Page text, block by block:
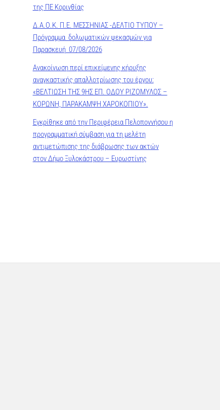
της ΠΕ Κορινθίας
Δ.Α.Ο.Κ. Π.Ε. ΜΕΣΣΗΝΙΑΣ -ΔΕΛΤΙΟ ΤΥΠΟΥ –
Πρόγραμμα δολωματικών ψεκασμών για
Παρασκευή 07/08/2026
Ανακοίνωση περί επικείμενης κήρυξης
αναγκαστικής απαλλοτρίωσης του έργου:
«ΒΕΛΤΙΩΣΗ ΤΗΣ 9ΗΣ ΕΠ. ΟΔΟΥ ΡΙΖΟΜΥΛΟΣ –
ΚΟΡΩΝΗ, ΠΑΡΑΚΑΜΨΗ ΧΑΡΟΚΟΠΙΟΥ».
Εγκρίθηκε από την Περιφέρεια Πελοποννήσου η
προγραμματική σύμβαση για τη μελέτη
αντιμετώπισης της διάβρωσης των ακτών
στον Δήμο Ξυλοκάστρου – Ευρωστίνης